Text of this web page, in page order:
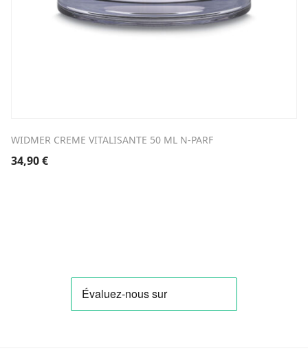
WIDMER CREME VITALISANTE 50 ML N-PARF
34,90€